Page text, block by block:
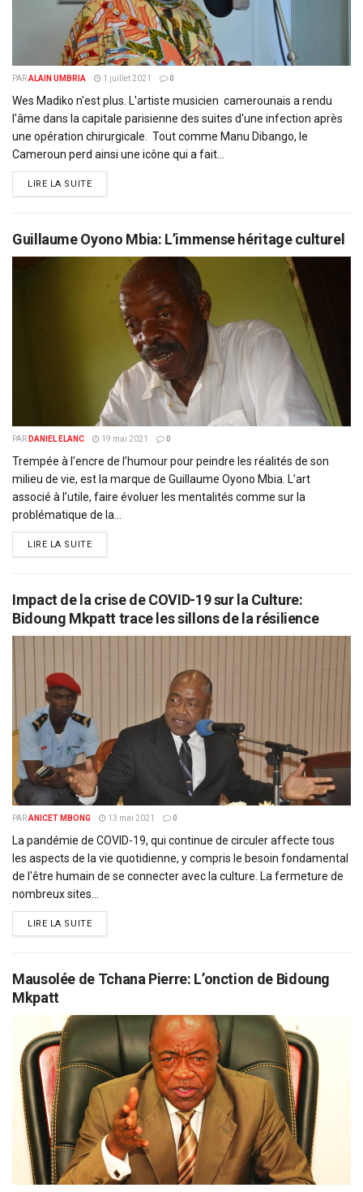
PARALAIN UMBRIA 1 juillet 2021 0
Wes Madiko n'est plus. L'artiste musicien camerounais a rendu
l'âme dans la capitale parisienne des suites d'une infection après
une opération chirurgicale. Tout comme Manu Dibango, le
Cameroun perd ainsi une icône qui a fait...
LIRE LA SUITEDETAILS
Guillaume Oyono Mbia: L’immense héritage culturel
PAR DANIEL ELANC 19 mai 2021 0
Trempée à l’encre de l’humour pour peindre les réalités de son
milieu de vie, est la marque de Guillaume Oyono Mbia. L’art
associé à l’utile, faire évoluer les mentalités comme sur la
problématique de la...
LIRE LA SUITEDETAILS
Impact de la crise de COVID-19 sur la Culture:
Bidoung Mkpatt trace les sillons de la résilience
PARANICET MBONG 13 mai 2021 0
La pandémie de COVID-19, qui continue de circuler affecte tous
les aspects de la vie quotidienne, y compris le besoin fondamental
de l'être humain de se connecter avec la culture. La fermeture de
nombreux sites...
LIRE LA SUITEDETAILS
Mausolée de Tchana Pierre: L’onction de Bidoung
Mkpatt